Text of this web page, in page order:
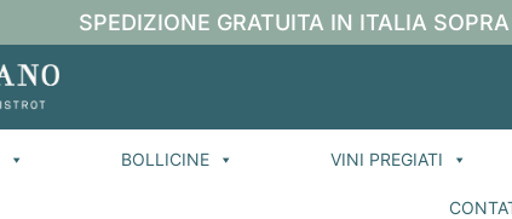
SPEDIZIONE GRATUITA IN ITALIA
BOLLICINE VINI PREGIATI